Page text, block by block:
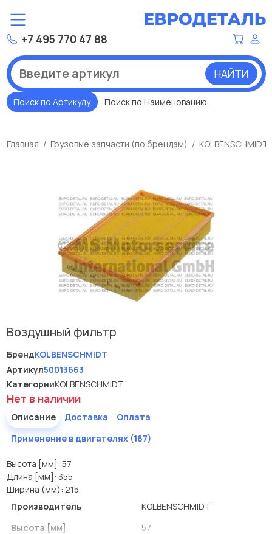
+7 495 770 47 88
НАЙТИ
Поиск по Артикулу Поиск по Наименованию
Главная Грузовые запчасти (по брендам) KOLBENSCHMIDT
Воздушный фильтр
БрендKOLBENSCHMIDT
Артикул50013663
КатегорииKOLBENSCHMIDT
Нет в наличии
Описание Доставка
Оплата
Применение в двигателях (167)
Высота [мм]: 57
Длина [мм]: 355
Ширина (мм): 215
Производитель
KOLBENSCHMIDT
Высота [мм]
57